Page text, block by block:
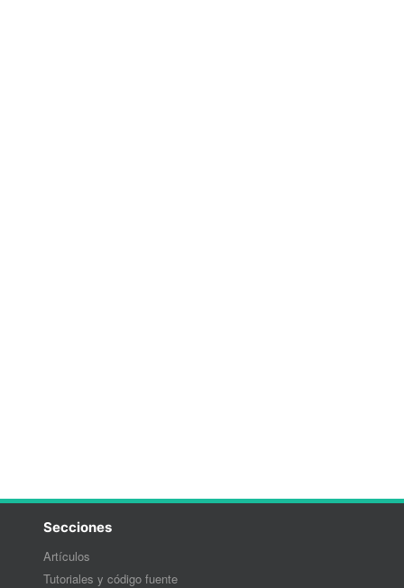
Secciones
Artículos
Tutoriales y código fuente